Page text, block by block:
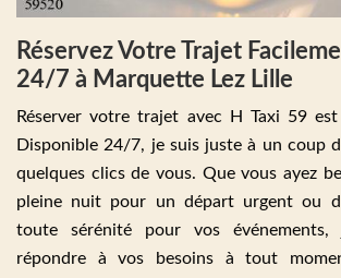
Réservez Votre Trajet
24/7 à Marquette Lez Lille
Réserver votre trajet avec H Taxi 59
Disponible 24/7, je suis juste à un coup
quelques clics de vous. Que vous ayez
pleine nuit pour un départ urgent ou
toute sérénité pour vos
répondre à vos besoins à tout